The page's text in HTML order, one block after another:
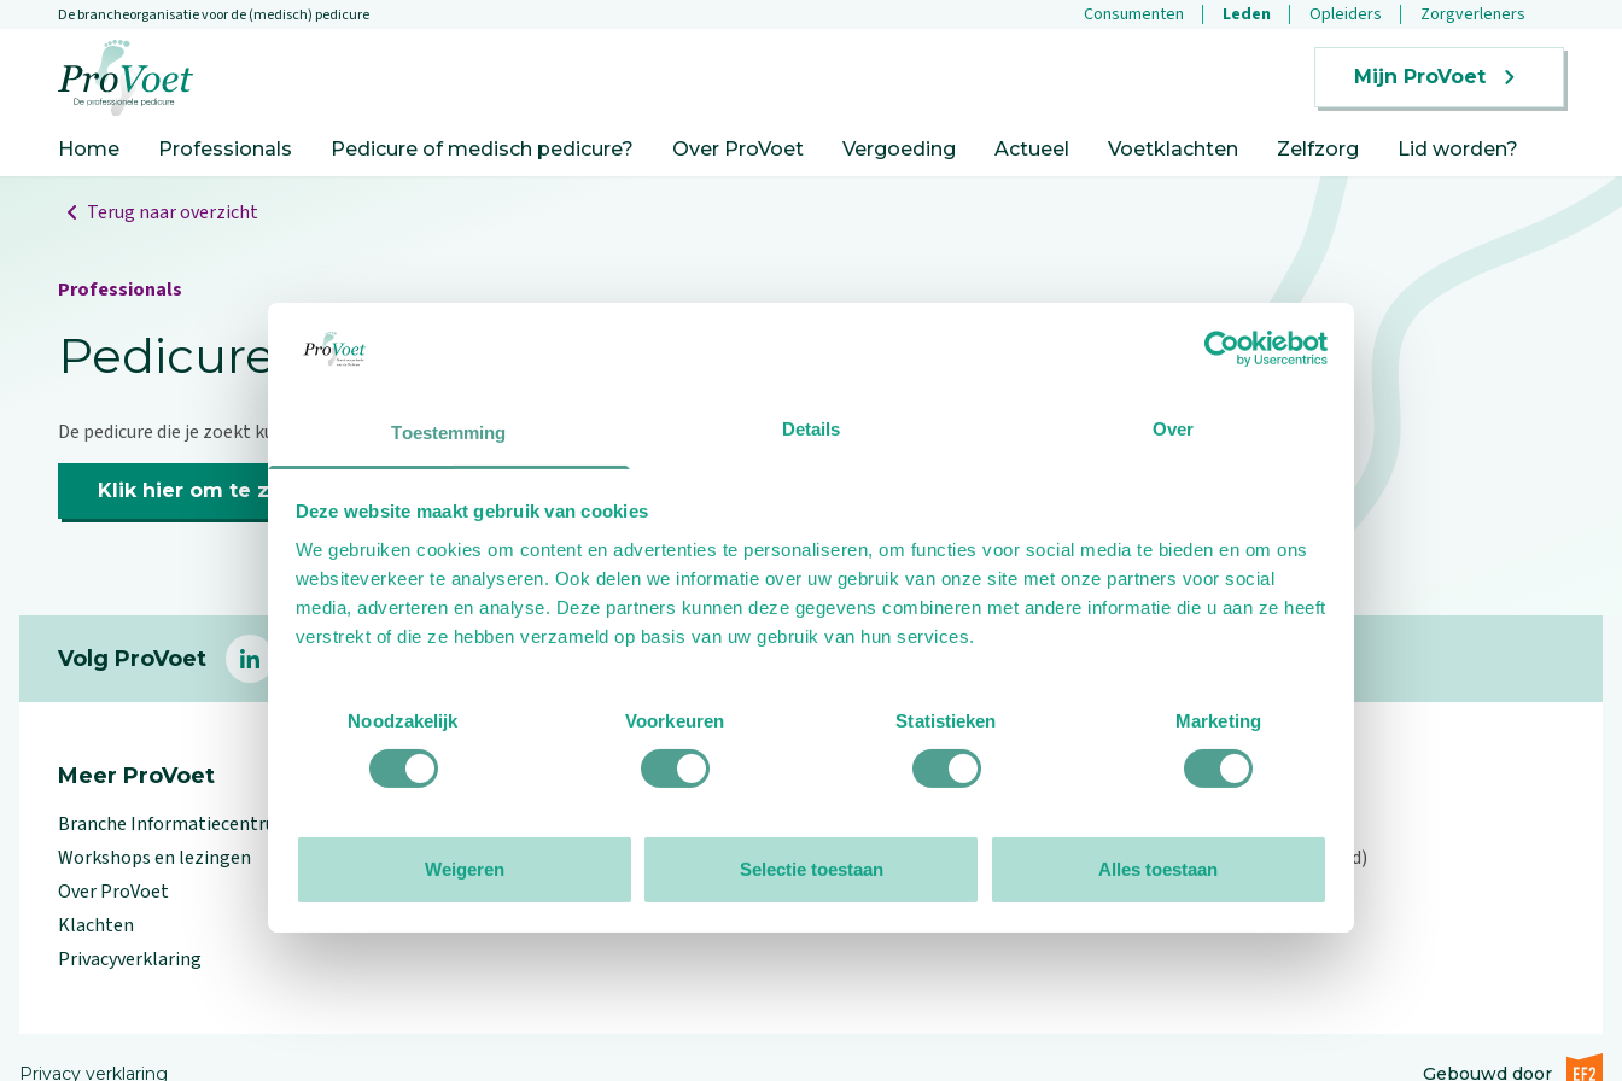
Toestemming Details Over
Deze website maakt gebruik van cookies
We gebruiken cookies om content en advertenties te personaliseren, om functies voor social media te bieden en om ons
websiteverkeer te analyseren. Ook delen we informatie over uw gebruik van onze site met onze partners voor social
media, adverteren en analyse. Deze partners kunnen deze gegevens combineren met andere informatie die u aan ze heeft
verstrekt of die ze hebben verzameld op basis van uw gebruik van hun services.
Noodzakelijk
Voorkeuren Statistieken Marketing
Weigeren Selectie toestaan Alles toestaan
Overslaan en naar de inhoud gaan
De brancheorganisatie voor de (medisch) pedicure Consumenten Leden Opleiders Zorgverleners
Mijn ProVoet
Home Professionals Pedicure of medisch pedicure? Over ProVoet Vergoeding Actueel Voetklachten Zelfzorg Lid worden?
Terug naar overzicht
Professionals
Pedicure niet gevonden
De pedicure die je zoekt kunnen we niet vinden.
Klik hier om te zoeken naar een andere pedicure.
Volg ProVoet
linkedin
Meer ProVoet
Branche Informatiecentrum
Workshops en lezingen
Over ProVoet
Klachten
Privacyverklaring
Organisatie
Open: 09:00 - 12:30 (alleen ochtend)
Privacy verklaring Gebouwd doorEF2